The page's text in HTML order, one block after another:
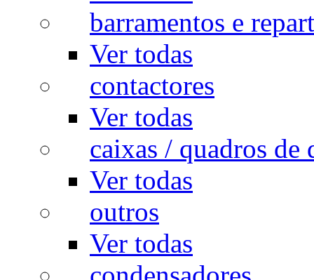
barramentos e
Ver todas
contactores
Ver todas
caixas / quadros de
Ver todas
outros
Ver todas